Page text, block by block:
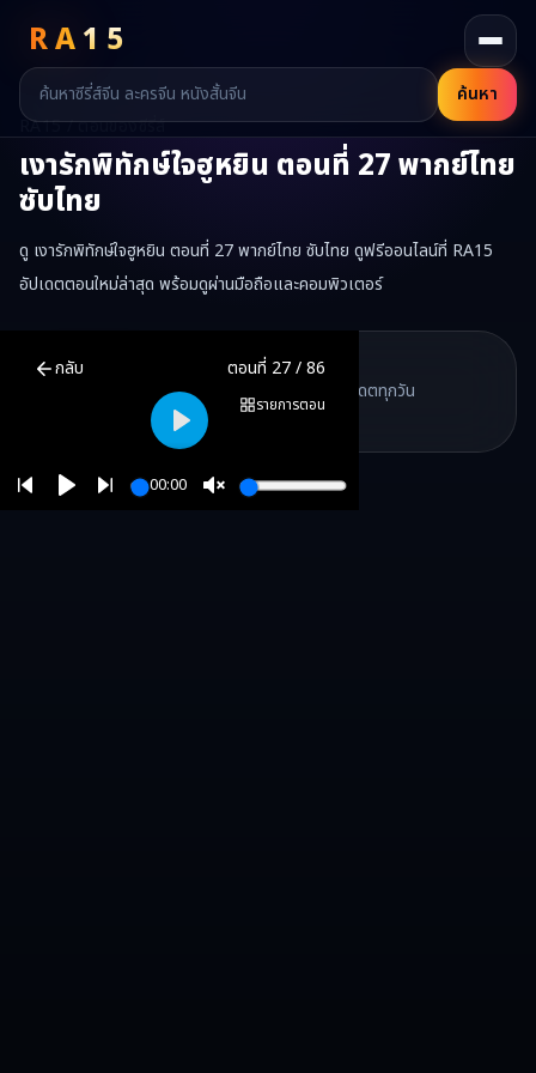
RA15
ค้นหา
RA15 / ตอนของซีรี่ส์
เงารักพิทักษ์ใจฮูหยิน ตอนที่ 27พากย์ไทย
ซับไทย
ดู เงารักพิทักษ์ใจฮูหยิน ตอนที่ 27 พากย์ไทย ซับไทย ดูฟรีออนไลน์ที่ RA15
อัปเดตตอนใหม่ล่าสุด พร้อมดูผ่านมือถือและคอมพิวเตอร์
กลับ ตอนที่ 27/86
รายการตอน
00:00
Play
พากย์ไทย ซับไทย ดูฟรีออนไลน์ —เงา
RA15 เป็นเว็บไซต์ดูซีรี่ส์จีนออนไลน์ฟรี ที่รวบรวมหนังจีน ละครจีน มิ
RA15 Drama
RA15 Drama
รวมซีรี่ส์จีน ละครสั้น หนังแนวตั้ง พากย์ไทย อัปเดตทุกวัน
RA15 Drama